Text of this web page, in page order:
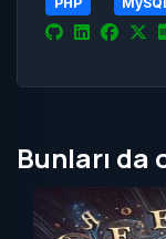
Bunları